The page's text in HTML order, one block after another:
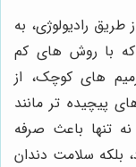
رادیولوژی، به
که با روش های کم
های کوچک، از
پیچیده تر مانند
تنها باعث صرفه
بلکه سلامت دندان